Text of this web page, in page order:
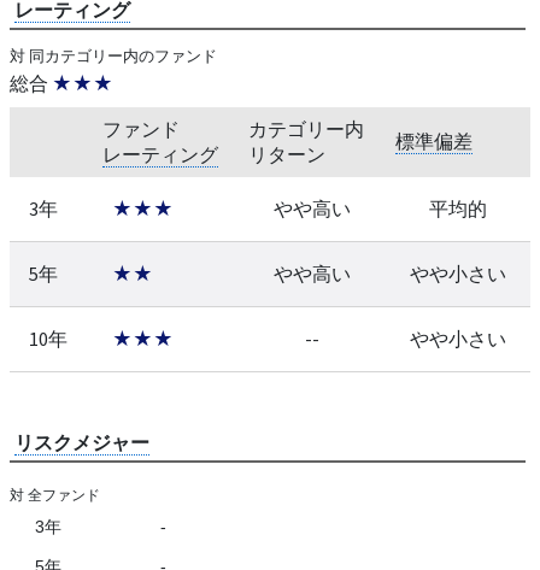
レーティング
対 同カテゴリー内のファンド
総合 ★★★
ファンド
レーティング
カテゴリー内
リターン
標準偏差
3年 ★★★ やや高い 平均的
5年 ★★ やや高い やや小さい
10年 ★★★ -- やや小さい
リスクメジャー
対 全ファンド
3年 -